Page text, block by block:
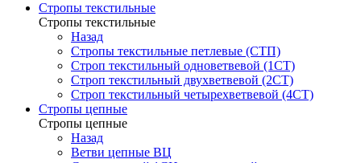
Стропы текстильные
Стропы текстильные
Назад
Стропы текстильные петлевые (СТП)
Строп текстильный одноветвевой (1СТ)
Строп текстильный двухветвевой (2СТ)
Строп текстильный четырехветвевой (4СТ)
Стропы цепные
Стропы цепные
Назад
Ветви цепные ВЦ